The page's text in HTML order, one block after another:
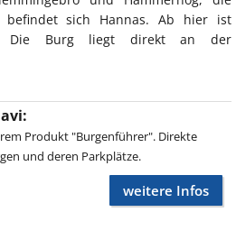
sich Hannas. Ab hier ist
Die Burg liegt direkt an der
Produkt "Burgenführer". Direkte
und deren Parkplätze.
weitere Infos